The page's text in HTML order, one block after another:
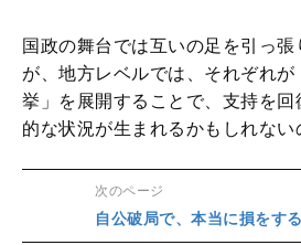
国政の舞台では互いの足を引っ
が、地方レベルでは、それぞれ
挙」を展開することで、支持を回
的な状況が生まれるかもしれない
次のページ
自公破局で、本当に損をす